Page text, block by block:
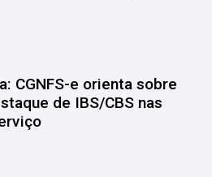
CGNFS-e orienta sobre
de IBS/CBS nas